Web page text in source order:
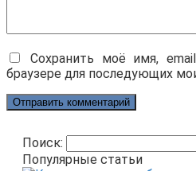
Сохранить моё имя,
браузере для последующих
Поиск:
Популярные статьи